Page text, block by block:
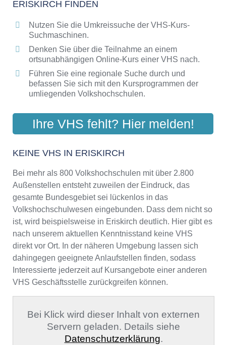
ERISKIRCH FINDEN
Nutzen Sie die Umkreissuche der VHS-Kurs-
Suchmaschinen.
Denken Sie über die Teilnahme an einem
ortsunabhängigen Online-Kurs einer VHS nach.
Führen Sie eine regionale Suche durch und
befassen Sie sich mit den Kursprogrammen der
umliegenden Volkshochschulen.
Ihre VHS fehlt? Hier melden!
KEINE VHS IN ERISKIRCH
Bei mehr als 800 Volkshochschulen mit über 2.800
Außenstellen entsteht zuweilen der Eindruck, das
gesamte Bundesgebiet sei lückenlos in das
Volkshochschulwesen eingebunden. Dass dem nicht so
ist, wird beispielsweise in Eriskirch deutlich. Hier gibt es
nach unserem aktuellen Kenntnisstand keine VHS
direkt vor Ort. In der näheren Umgebung lassen sich
dahingegen geeignete Anlaufstellen finden, sodass
Interessierte jederzeit auf Kursangebote einer anderen
VHS Geschäftsstelle zurückgreifen können.
Bei Klick wird dieser Inhalt von externen
Servern geladen. Details siehe
Datenschutzerklärung.